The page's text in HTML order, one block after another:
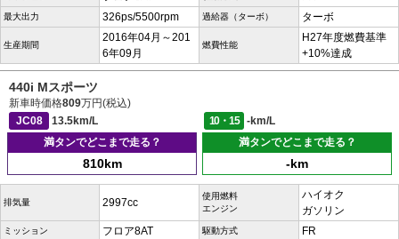
最大出力 326ps/5500rpm 過給器（ターボ） ターボ
生産期間
2016年04月～201
6年09月
燃費性能
H27年度燃費基準
+10%達成
440i Mスポーツ
新車時価格809万円(税込)
JC08
13.5km/L 10・15
-km/L
満タンでどこまで走る？
810km
満タンでどこまで走る？
-km
排気量 2997cc
使用燃料
エンジン
ハイオク
ガソリン
ミッション フロア8AT 駆動方式 FR